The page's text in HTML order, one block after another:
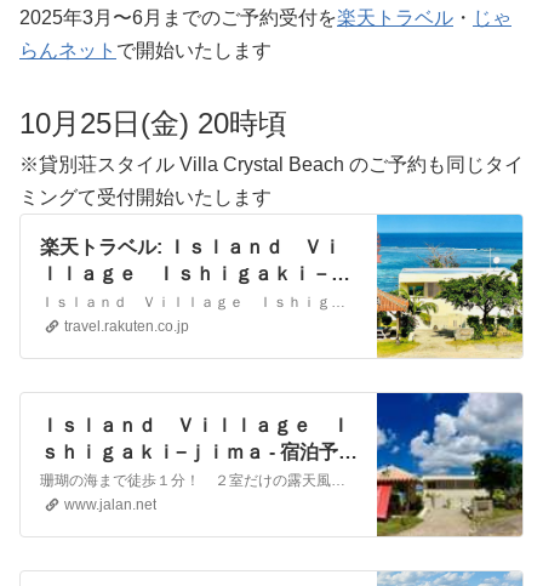
2025年3月〜6月までのご予約受付を楽天トラベル ・ じゃ
らんネット で開始いたします
10月25日(金) 20時頃
※貸別荘スタイル Villa Crystal Beach のご予約も同じタイ
ミングて受付開始いたします
楽天トラベル: Ｉｓｌａｎｄ Ｖｉ
ｌｌａｇｅ Ｉｓｈｉｇａｋｉ－ｊ
ｉｍａ ＜石垣島＞ 宿泊予約
Ｉｓｌａｎｄ Ｖｉｌｌａｇｅ Ｉｓｈｉｇａｋｉ－ｊｉｍａ ＜石垣島＞の設備・アメニティ情報: 総部屋数2室。館内設備: 露天風呂、禁煙ルーム、展望風呂。部屋設備・備品: テレビ、衛星放送、インターネット接続(無線LAN形式)、湯沸かしポット、お茶セット、冷蔵庫、ドライヤー、ＣＤプレイヤ－、個別空調、洗浄機付トイレ、他。Ｉｓｌａｎｄ Ｖｉｌｌａｇｅ Ｉｓｈｉｇ…
travel.rakuten.co.jp
Ｉｓｌａｎｄ Ｖｉｌｌａｇｅ Ｉ
ｓｈｉｇａｋｉ−ｊｉｍａ - 宿泊予約
は【じゃらんnet】
珊瑚の海まで徒歩１分！ ２室だけの露天風呂付き客室で特別な体験/じゃらんならお得な期間限定プランや直前割引情報が満載。当日／直前のオンライン予約もOK。Ｉｓｌａｎｄ Ｖｉｌｌａｇｅ Ｉｓｈｉｇａｋｉ−ｊｉｍａの宿泊予約は国内最大級の旅行情報サイト＜じゃらん＞
www.jalan.net